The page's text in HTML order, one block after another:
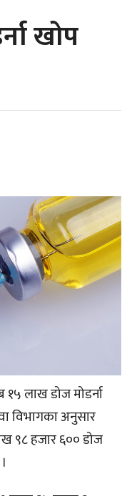
खोप
लाख डोज मोडर्ना
विभागका अनुसार
९८ हजार ६०० डोज